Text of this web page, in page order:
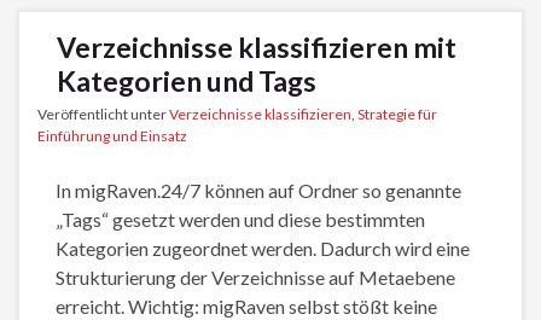
Verzeichnisse klassifizieren mit
Kategorien und Tags
Veröffentlicht unterVerzeichnisse klassifizieren Strategie für
Einführung und Einsatz
In migRaven.24/7 können auf Ordner so genannte
„Tags“ gesetzt werden und diese bestimmten
Kategorien zugeordnet werden. Dadurch wird eine
Strukturierung der Verzeichnisse auf Metaebene
erreicht. Wichtig: migRaven selbst stößt keine